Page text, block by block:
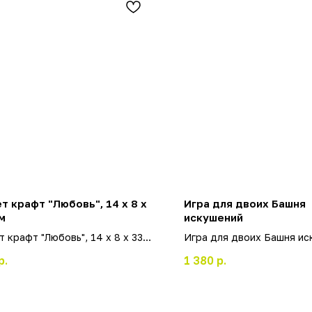
крафт "Любовь", 14 х 8 х
крафт "Любовь", 14 х 8 х 33
Игра для двоих Башня
искушений
Игра для двоих Башня
1 380 р.